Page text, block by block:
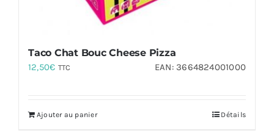
Taco Chat Bouc Cheese Pizza
12,50€ TTC EAN:3664824001000
Ajouter au panier Détails